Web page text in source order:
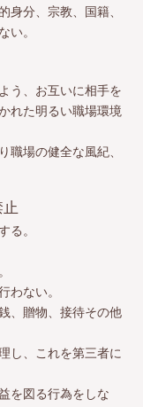
身分、宗教、国籍、
い。
う、お互いに相手を
れた明るい職場環境
職場の健全な風紀、
る。
わない。
、贈物、接待その他
し、これを第三者に
を図る行為をしな